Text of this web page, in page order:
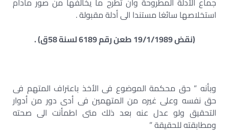
استخلاصها سائغا مستندا الى أدلة مقبولة .
(نقض 19/1/1989 طعن رقم 6189 لسنة 58ق) .
وبأنه ” حق محكمة الموضوع فى الأخذ باعتراف المتهم فى
حق نفسه وعلى غيره من المتهمين فى أدى دور من أدوار
التحقيق ولو عدل عنه بعد ذلك متى اطمأنت الى صحته
ومطابقته للحقيقة ”